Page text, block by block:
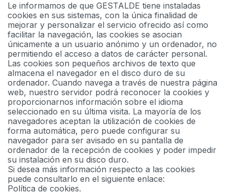
Le informamos de que GESTALDE tiene instaladas
cookies en sus sistemas, con la única finalidad de
mejorar y personalizar el servicio ofrecido así como
facilitar la navegación, las cookies se asocian
únicamente a un usuario anónimo y un ordenador, no
permitiendo el acceso a datos de carácter personal.
Las cookies son pequeños archivos de texto que
almacena el navegador en el disco duro de su
ordenador. Cuando navega a través de nuestra página
web, nuestro servidor podrá reconocer la cookies y
proporcionarnos información sobre el idioma
seleccionado en su última visita. La mayoría de los
navegadores aceptan la utilización de cookies de
forma automática, pero puede configurar su
navegador para ser avisado en su pantalla de
ordenador de la recepción de cookies y poder impedir
su instalación en su disco duro.
Si desea más información respecto a las cookies
puede consultarlo en el siguiente enlace:
Política de cookies.